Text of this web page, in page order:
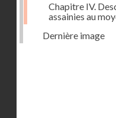
Chapitre IV.
assainies au
Dernière image